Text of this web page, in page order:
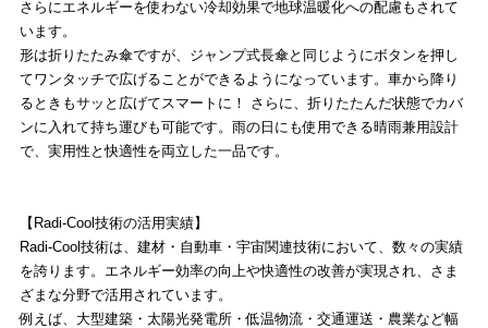
さらにエネルギーを使わない冷却効果で地球温暖化への配慮もされて
います。
形は折りたたみ傘ですが、ジャンプ式長傘と同じようにボタンを押し
てワンタッチで広げることができるようになっています。車から降り
るときもサッと広げてスマートに！ さらに、折りたたんだ状態でカバ
ンに入れて持ち運びも可能です。雨の日にも使用できる晴雨兼用設計
で、実用性と快適性を両立した一品です。
【Radi-Cool技術の活用実績】
Radi-Cool技術は、建材・自動車・宇宙関連技術において、数々の実績
を誇ります。エネルギー効率の向上や快適性の改善が実現され、さま
ざまな分野で活用されています。
例えば、大型建築・太陽光発電所・低温物流・交通運送・農業など幅